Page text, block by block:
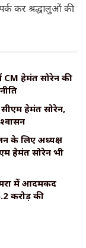
कर श्रद्धालुओं की
CM हेमंत सोरेन की
सीएम हेमंत सोरेन,
के लिए अध्यक्ष
हेमंत सोरेन भी
में आदमकद
करोड़ की